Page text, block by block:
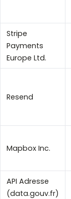
Stripe
Payments
Europe Ltd.
Resend
Mapbox Inc.
API Adresse
(data.gouv.fr)